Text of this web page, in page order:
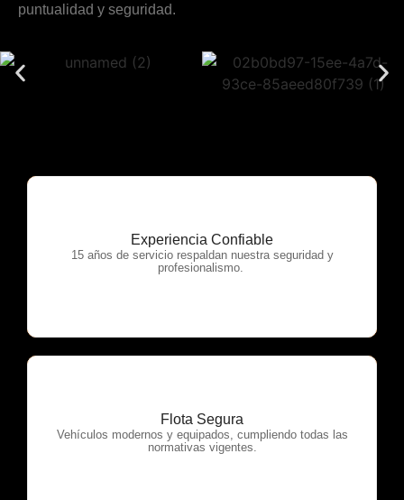
puntualidad y seguridad.
Experiencia Confiable
15 años de servicio respaldan nuestra seguridad y
profesionalismo.
OTP Servicios
Flota Segura
Vehículos modernos y equipados, cumpliendo todas las
normativas vigentes.
OTP Servicios